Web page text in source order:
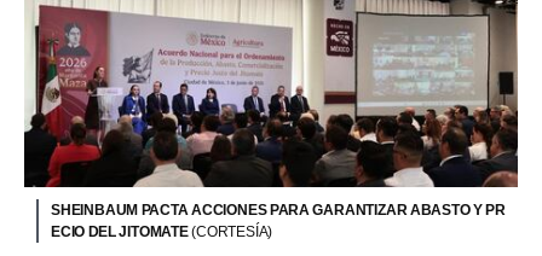
SHEINBAUM PACTA ACCIONES PARA GARANTIZAR ABASTO Y PR
ECIO DEL JITOMATE(CORTESÍA)